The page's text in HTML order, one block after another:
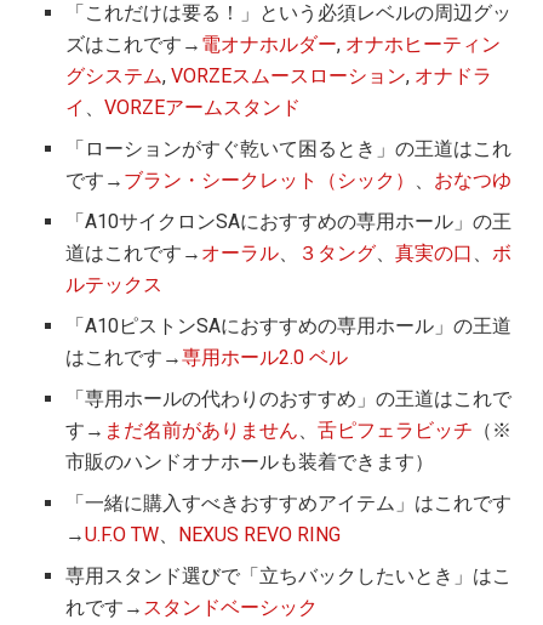
「これだけは要る！」という必須レベルの周辺グッ
ズはこれです→ 電オナホルダー, オナホヒーティン
グシステム,VORZEスムースローション, オナドラ
イ 、VORZEアームスタンド
「ローションがすぐ乾いて困るとき」の王道はこれ
です→ ブラン・シークレット（シック） 、 おなつゆ
「A10サイクロンSAにおすすめの専用ホール」の王
道はこれです→ オーラル、 ３タング、真実の口 、ボ
ルテックス
「A10ピストンSAにおすすめの専用ホール」の王道
はこれです→専用ホール2.0 ベル
「専用ホールの代わりのおすすめ」の王道はこれで
す→ まだ名前がありません、舌ピフェラビッチ （※
市販のハンドオナホールも装着できます）
「一緒に購入すべきおすすめアイテム」はこれです
→U.F.O TW、
NEXUS REVO RING
専用スタンド選びで「立ちバックしたいとき」はこ
れです→ スタンドベーシック